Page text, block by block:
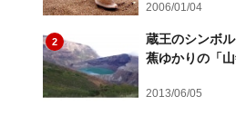
2006/01/04
2
蔵王のシンボ
蕉ゆかりの「
2013/06/05